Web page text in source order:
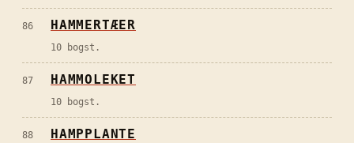
86 HAMMERTÆER
10 bogst.
87 HAMMOLEKET
10 bogst.
88 HAMPPLANTE